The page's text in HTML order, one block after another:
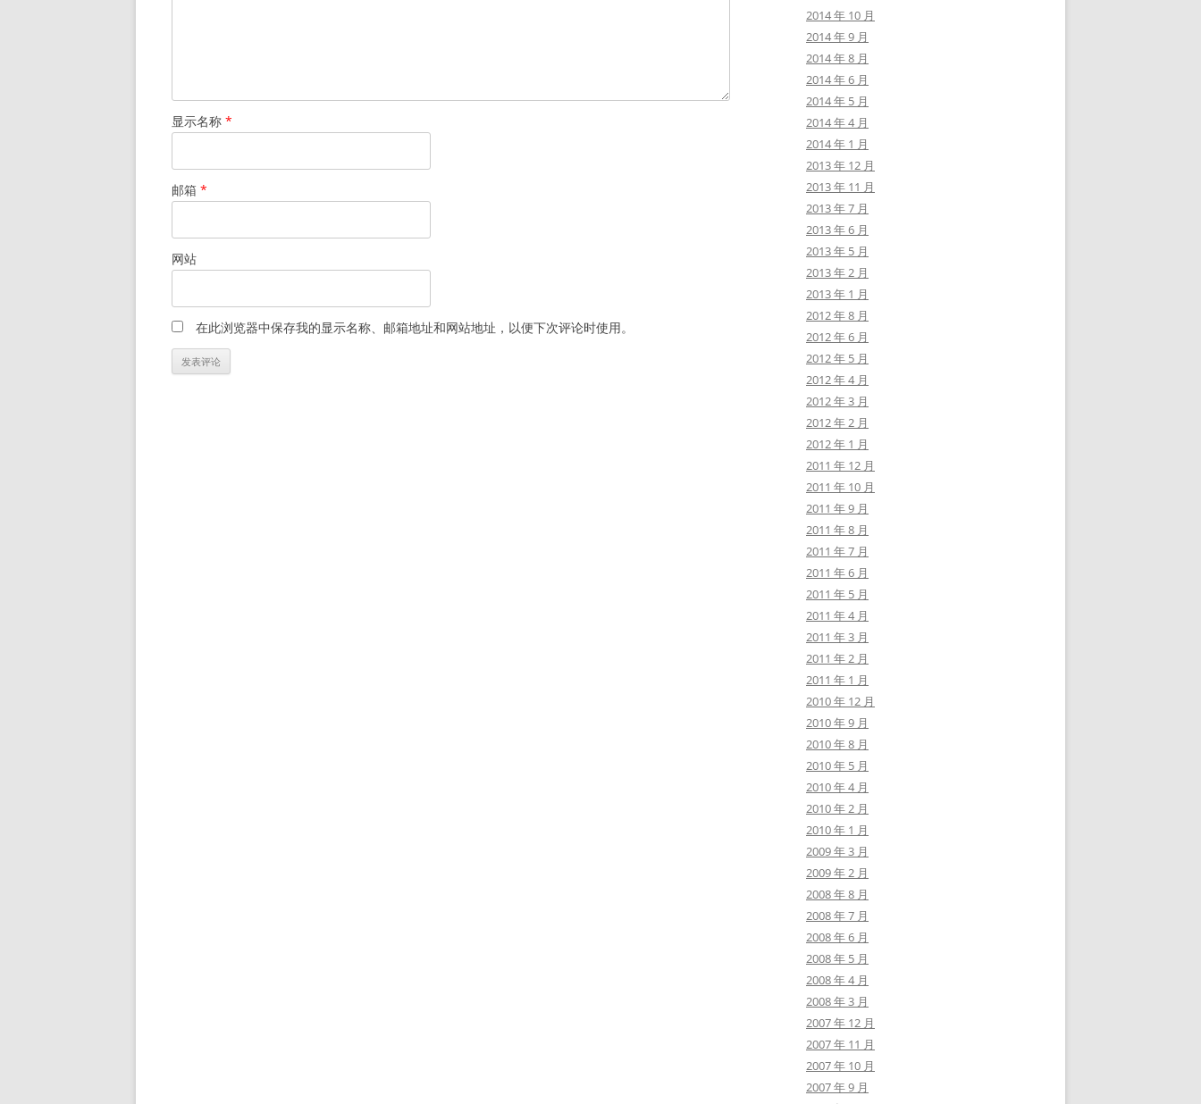
显示名称 *
邮箱 *
网站
在此浏览器中保存我的显示名称、邮箱地址和网站地址，以便下次评论时使用。
2014 年 10 月
2014 年 9 月
2014 年 8 月
2014 年 6 月
2014 年 5 月
2014 年 4 月
2014 年 1 月
2013 年 12 月
2013 年 11 月
2013 年 7 月
2013 年 6 月
2013 年 5 月
2013 年 2 月
2013 年 1 月
2012 年 8 月
2012 年 6 月
2012 年 5 月
2012 年 4 月
2012 年 3 月
2012 年 2 月
2012 年 1 月
2011 年 12 月
2011 年 10 月
2011 年 9 月
2011 年 8 月
2011 年 7 月
2011 年 6 月
2011 年 5 月
2011 年 4 月
2011 年 3 月
2011 年 2 月
2011 年 1 月
2010 年 12 月
2010 年 9 月
2010 年 8 月
2010 年 5 月
2010 年 4 月
2010 年 2 月
2010 年 1 月
2009 年 3 月
2009 年 2 月
2008 年 8 月
2008 年 7 月
2008 年 6 月
2008 年 5 月
2008 年 4 月
2008 年 3 月
2007 年 12 月
2007 年 11 月
2007 年 10 月
2007 年 9 月